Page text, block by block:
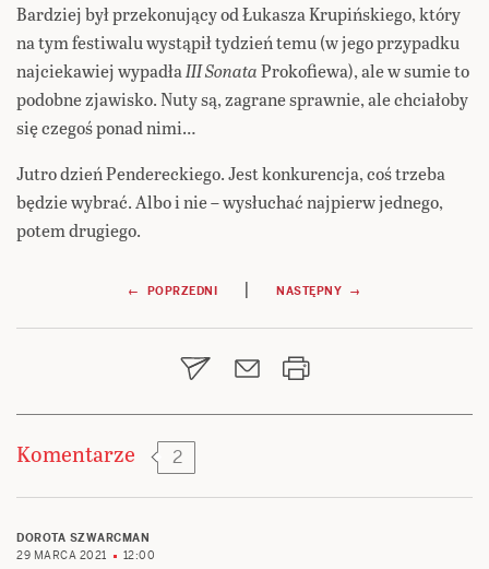
Bardziej był przekonujący od Łukasza Krupińskiego, który
na tym festiwalu wystąpił tydzień temu (w jego przypadku
najciekawiej wypadłaIII SonataProkofiewa), ale w sumie to
podobne zjawisko. Nuty są, zagrane sprawnie, ale chciałoby
się czegoś ponad nimi…
Jutro dzień Pendereckiego. Jest konkurencja, coś trzeba
będzie wybrać. Albo i nie – wysłuchać najpierw jednego,
potem drugiego.
Nawigacja
wpisu
← POPRZEDNI | NASTĘPNY →
Komentarze 2
DOROTA SZWARCMAN
29 MARCA 2021
12:00